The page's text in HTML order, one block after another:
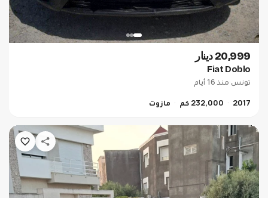
20,999 دينار
Fiat Doblo
تونس·منذ 16 أيام
2017
232,000 كم مازوت